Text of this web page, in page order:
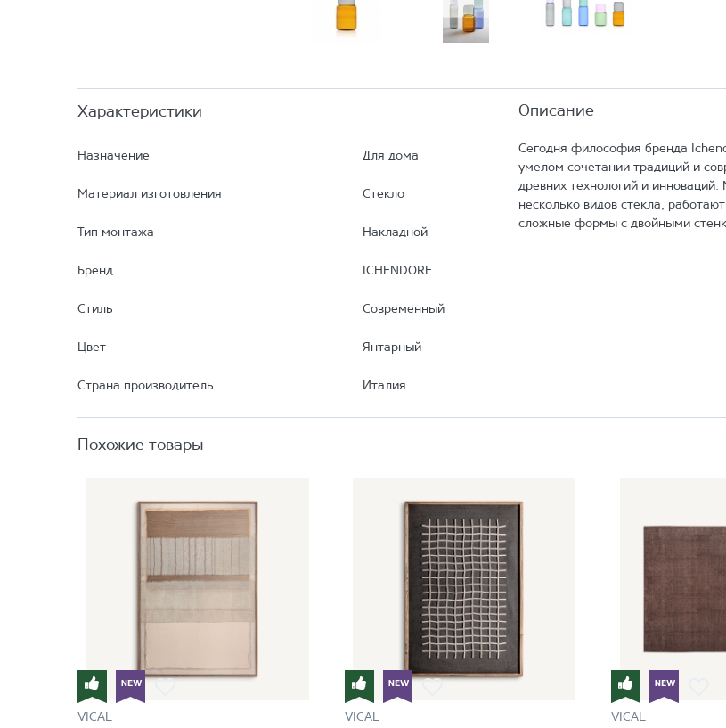
Характеристики
Назначение Для дома
Материал изготовления Стекло
Тип монтажа Накладной
Бренд ICHENDORF
Стиль Современный
Цвет Янтарный
Страна производитель Италия
Описание
Сегодня философия бренда
умелом сочетании традиций и
древних технологий и инноваций.
несколько видов стекла,
сложные формы с двойными
Похожие товары
VICAL VICAL VICAL